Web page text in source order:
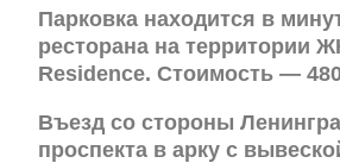
Парковка находится в
ресторана на территории
Residence. Стоимость —
Въезд со стороны
проспекта в арку с